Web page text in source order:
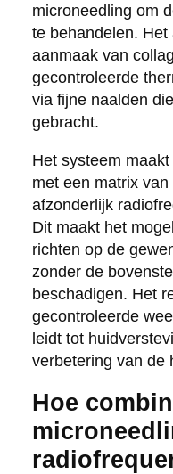
microneedling om
te behandelen.
aanmaak van
gecontroleerde
via fijne naalden
gebracht.
Het systeem
met een matrix
afzonderlijk
Dit maakt het
richten op de
zonder de
beschadigen. Het
gecontroleerde
leidt tot
verbetering van de
Hoe